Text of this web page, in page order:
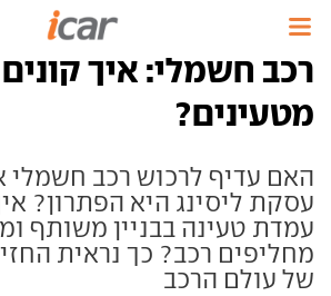
רכב חשמלי: איך
מטעינים?
האם עדיף לרכוש רכב חשמלי
עסקת ליסינג היא הפתרון?
עמדת טעינה בבניין משותף
מחליפים רכב? כך נראית
של עולם הרכב